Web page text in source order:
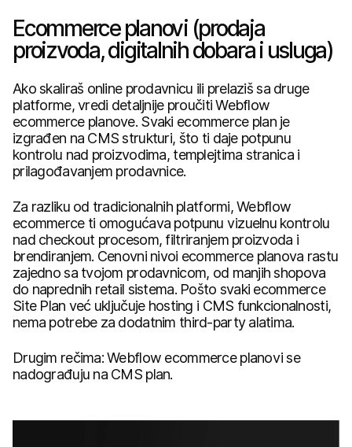
Ecommerce planovi (prodaja
proizvoda, digitalnih dobara i usluga)
Ako skaliraš online prodavnicu ili prelaziš sa druge
platforme, vredi detaljnije proučiti Webflow
ecommerce planove. Svaki ecommerce plan je
izgrađen na CMS strukturi, što ti daje potpunu
kontrolu nad proizvodima, templejtima stranica i
prilagođavanjem prodavnice.
Za razliku od tradicionalnih platformi, Webflow
ecommerce ti omogućava potpunu vizuelnu kontrolu
nad checkout procesom, filtriranjem proizvoda i
brendiranjem. Cenovni nivoi ecommerce planova rastu
zajedno sa tvojom prodavnicom, od manjih shopova
do naprednih retail sistema. Pošto svaki ecommerce
Site Plan već uključuje hosting i CMS funkcionalnosti,
nema potrebe za dodatnim third-party alatima.
Drugim rečima: Webflow ecommerce planovi se
nadograđuju na CMS plan.